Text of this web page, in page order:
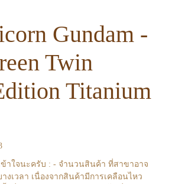
Gundam -
Twin
Titanium
าใจนะครับ : - จำนวนสินค้า ที่สาขาอาจ
งเวลา เนื่องจากสินค้ามีการเคลือนไหว